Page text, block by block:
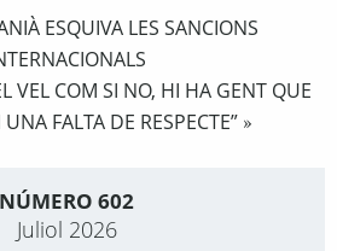
ESQUIVA LES SANCIONS
VEL COM SI NO, HI HA GENT QUE
FALTA DE RESPECTE”»
NÚMERO 602
Juliol 2026